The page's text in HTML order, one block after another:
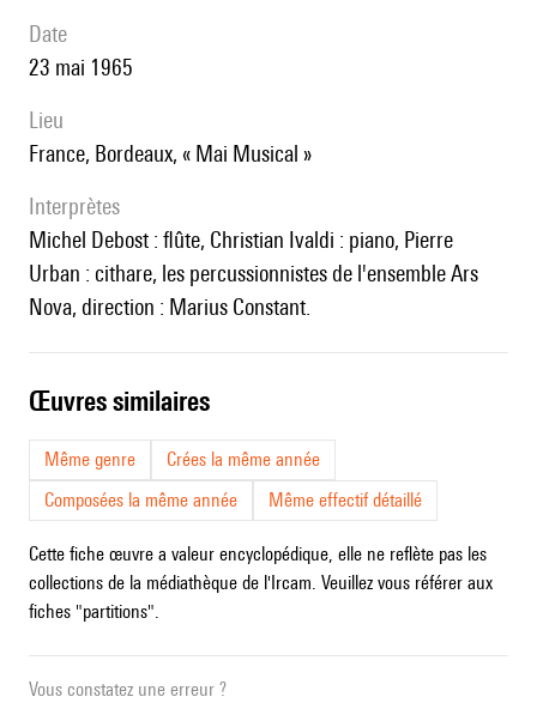
date
23 mai 1965
lieu
France, Bordeaux, « Mai Musical »
interprètes
Michel Debost : flûte, Christian Ivaldi : piano, Pierre
Urban : cithare, les percussionnistes de l'ensemble Ars
Nova, direction : Marius Constant.
œuvres similaires
Même genre
Crées la même année
Composées la même année
Même effectif détaillé
Cette fiche œuvre a valeur encyclopédique, elle ne reflète pas les
collections de la médiathèque de l'Ircam. Veuillez vous référer aux
fiches "partitions".
Vous constatez une erreur ?